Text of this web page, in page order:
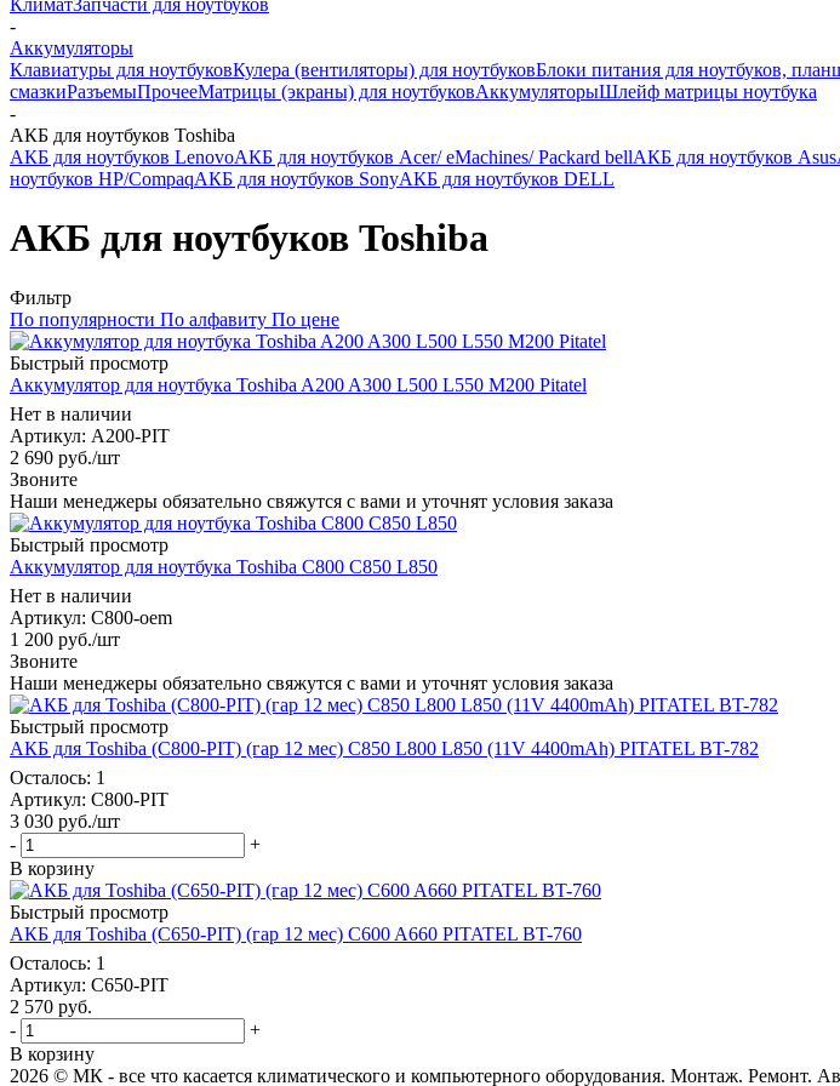
КлиматЗапчасти для ноутбуков
-
Аккумуляторы
Клавиатуры для ноутбуковКулера (вентиляторы) для ноутбуковБлоки питания для ноутбуков,
смазкиРазъемыПрочееМатрицы (экраны) для ноутбуковАккумуляторыШлейф матрицы ноутбука
-
АКБ для ноутбуков Toshiba
АКБ для ноутбуков LenovoАКБ для ноутбуков Acer/ eMachines/ Packard bellАКБ для ноутбуков Asus
ноутбуков HP/CompaqАКБ для ноутбуков SonyАКБ для ноутбуков DELL
АКБ для ноутбуков Toshiba
Фильтр
По популярности По алфавиту По цене
Быстрый просмотр
Аккумулятор для ноутбука Toshiba A200 A300 L500 L550 M200 Pitatel
Нет в наличии
Артикул: A200-PIT
2 690 руб./шт
Звоните
Наши менеджеры обязательно свяжутся с вами и уточнят условия заказа
Быстрый просмотр
Аккумулятор для ноутбука Toshiba C800 C850 L850
Нет в наличии
Артикул: C800-oem
1 200 руб./шт
Звоните
Наши менеджеры обязательно свяжутся с вами и уточнят условия заказа
Быстрый просмотр
АКБ для Toshiba (C800-PIT) (гар 12 мес) C850 L800 L850 (11V 4400mAh) PITATEL BT-782
Осталось: 1
Артикул: C800-PIT
3 030 руб./шт
-
+
В корзину
Быстрый просмотр
АКБ для Toshiba (C650-PIT) (гар 12 мес) C600 A660 PITATEL BT-760
Осталось: 1
Артикул: C650-PIT
2 570 руб.
-
+
В корзину
2026 © МК - все что касается климатического и компьютерного оборудования. Монтаж. Ремонт.